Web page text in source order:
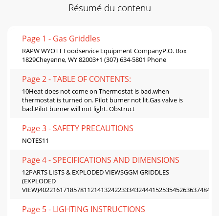
Résumé du contenu
Page 1 - Gas Griddles
RAPW WYOTT Foodservice Equipment CompanyP.O. Box
1829Cheyenne, WY 82003+1 (307) 634-5801 Phone
Page 2 - TABLE OF CONTENTS:
10Heat does not come on Thermostat is bad.when
thermostat is turned on. Pilot burner not lit.Gas valve is
bad.Pilot burner will not light. Obstruct
Page 3 - SAFETY PRECAUTIONS
NOTES11
Page 4 - SPECIFICATIONS AND DIMENSIONS
12PARTS LISTS & EXPLODED VIEWSGGM GRIDDLES
(EXPLODED
Page 5 - LIGHTING INSTRUCTIONS